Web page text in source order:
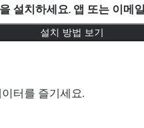
설치하세요. 앱 또는 이메일
설치 방법 보기
터를 즐기세요.